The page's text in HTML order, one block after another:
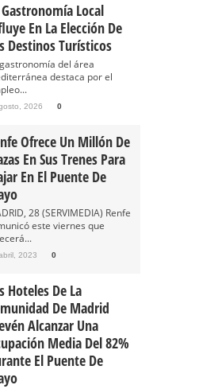
Gastronomía Local
En La Elección De
Destinos Turísticos
del área
destaca por el
2026 0
Ofrece Un Millón De
En Sus Trenes Para
En El Puente De
28 (SERVIMEDIA) Renfe
este viernes que
2023 0
Hoteles De La
De Madrid
Alcanzar Una
Media Del 82%
El Puente De